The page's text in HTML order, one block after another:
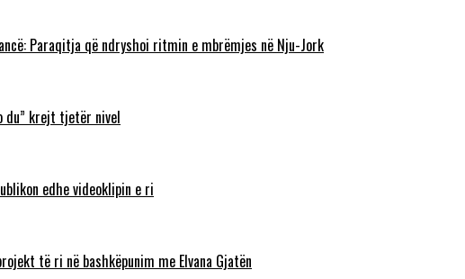
Paraqitja që ndryshoi ritmin e mbrëmjes në Nju-Jork
du” krejt tjetër nivel
edhe videoklipin e ri
të ri në bashkëpunim me Elvana Gjatën